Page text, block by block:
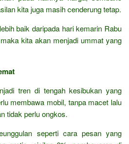
kita juga masih cenderung tetap.
baik daripada hari kemarin Rabu
kita akan menjadi ummat yang
tren di tengah kesibukan yang
membawa mobil, tanpa macet lalu
tidak perlu ongkos.
seperti cara pesan yang